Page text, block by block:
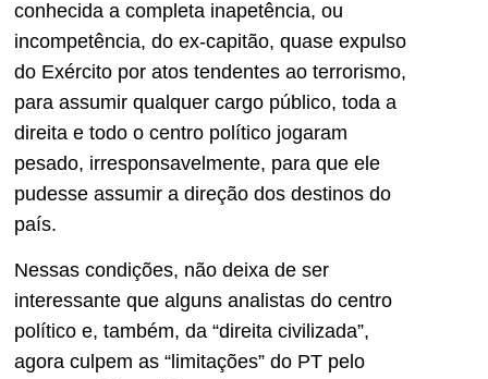
conhecida a completa inapetência, ou
incompetência, do ex-capitão, quase expulso
do Exército por atos tendentes ao terrorismo,
para assumir qualquer cargo público, toda a
direita e todo o centro político jogaram
pesado, irresponsavelmente, para que ele
pudesse assumir a direção dos destinos do
país.
Nessas condições, não deixa de ser
interessante que alguns analistas do centro
político e, também, da “direita civilizada”,
agora culpem as “limitações” do PT pelo